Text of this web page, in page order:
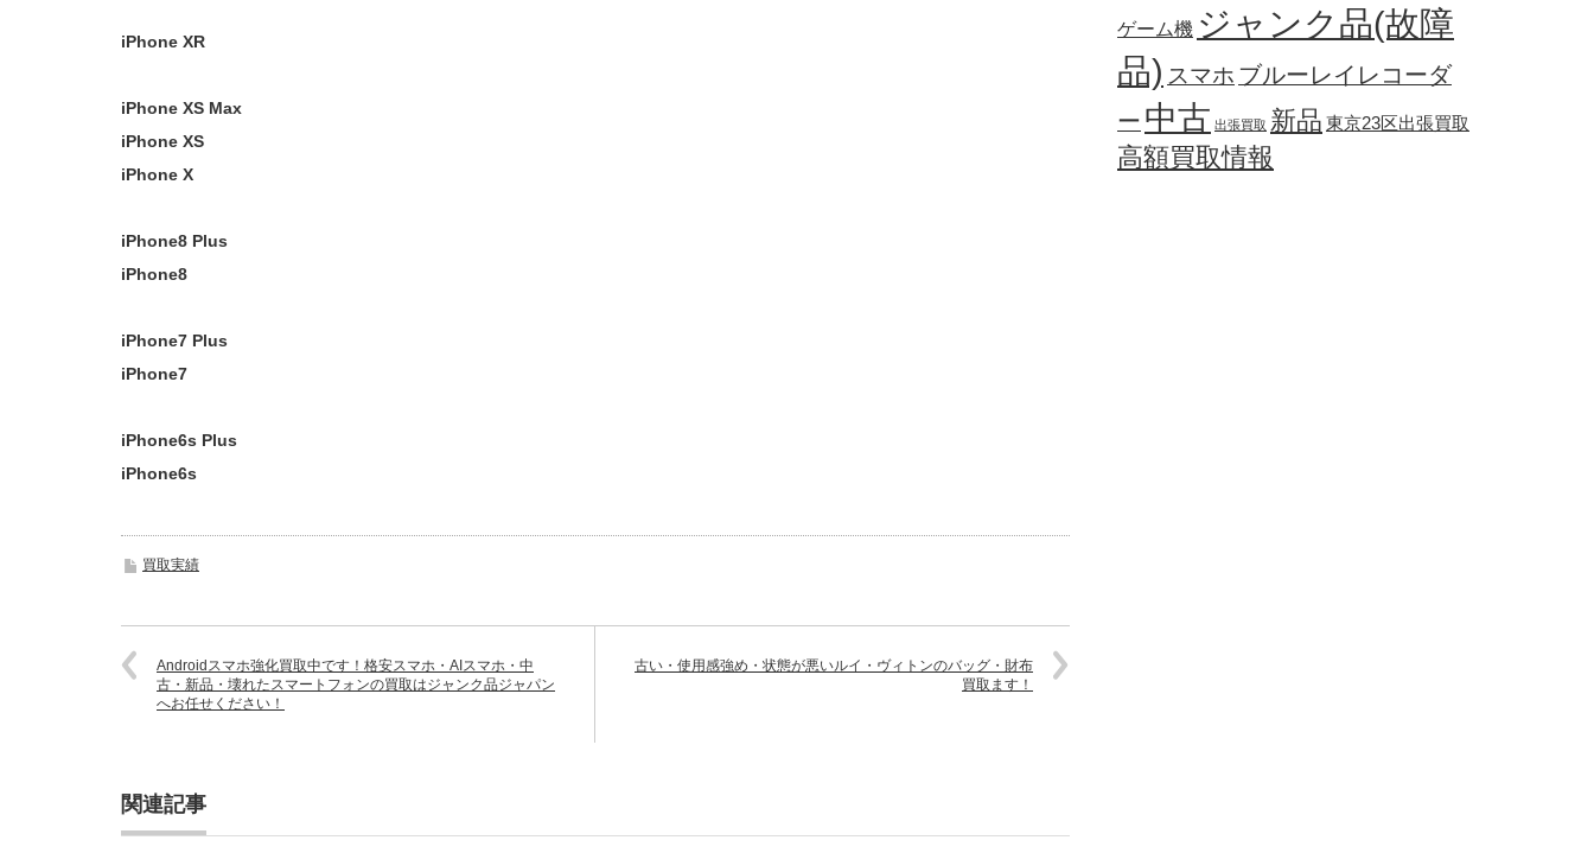
iPhone XR
iPhone XS Max
iPhone XS
iPhone X
iPhone8 Plus
iPhone8
iPhone7 Plus
iPhone7
iPhone6s Plus
iPhone6s
買取実績
Androidスマホ強化買取中です！格安スマホ・AIスマホ・中
古・新品・壊れたスマートフォンの買取はジャンク品ジャパン
へお任せください！
古い・使用感強め・状態が悪いルイ・ヴィトンのバッグ・財布
買取ます！
関連記事
ゲーム機 ジャンク品(故障
品) スマホ ブルーレイレコーダ
ー 中古 出張買取 新品 東京23区出張買取
高額買取情報